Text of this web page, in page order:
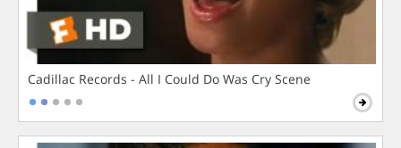
Cadillac Records - All I Could Do Was Cry Scene